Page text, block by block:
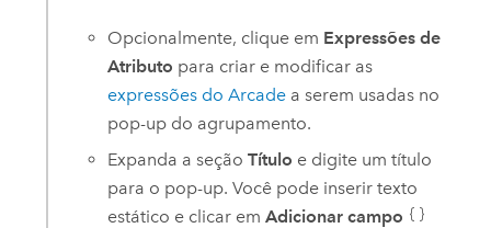
Opcionalmente, clique em Expressões de
Atributo para criar e modificar as
expressões doArcade a serem usadas no
pop-up do agrupamento.
Expanda a seçãoTítulo e digite um título
para o pop-up. Você pode inserir texto
estático e clicar emAdicionar campo